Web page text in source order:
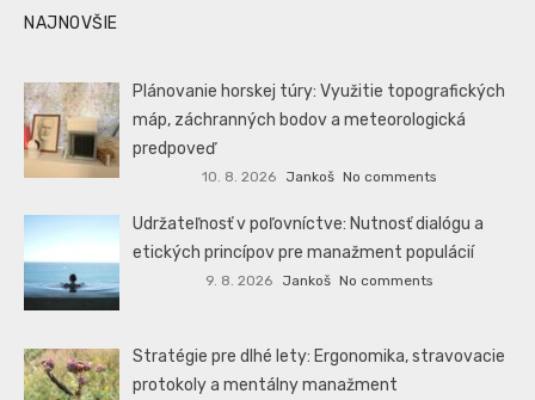
NAJNOVŠIE
Plánovanie horskej túry: Využitie topografických
máp, záchranných bodov a meteorologická
predpoveď
10. 8. 2026 Jankoš No comments
Udržateľnosť v poľovníctve: Nutnosť dialógu a
etických princípov pre manažment populácií
9. 8. 2026 Jankoš No comments
Stratégie pre dlhé lety: Ergonomika, stravovacie
protokoly a mentálny manažment